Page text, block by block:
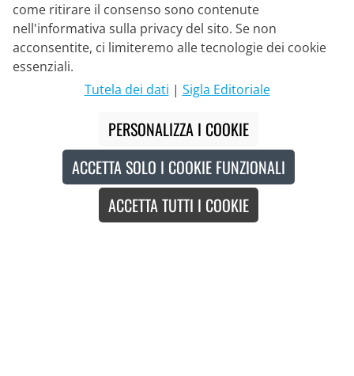
Chat dal vivo
Lu - Ve: 8:30 - 16:00 (CET)
Whatsapp
Partner di Consegna
come ritirare il consenso sono contenute
nell'informativa sulla privacy del sito. Se non
acconsentite, ci limiteremo alle tecnologie dei cookie
essenziali.
Tutela dei dati | Sigla Editoriale
PERSONALIZZA I COOKIE
ACCETTA SOLO I COOKIE FUNZIONALI
ACCETTA TUTTI I COOKIE